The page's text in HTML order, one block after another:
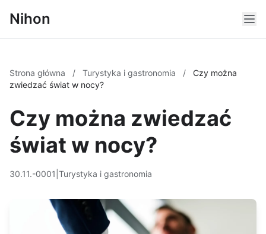
Nihon
Strona główna / Turystyka i gastronomia /
Czy można
zwiedzać świat w nocy?
Czy można zwiedzać
świat w nocy?
30.11.-0001 Turystyka i gastronomia